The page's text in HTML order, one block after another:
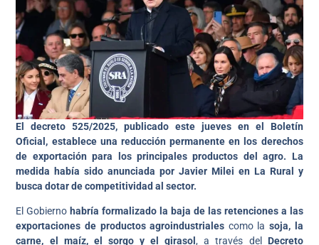
El decreto 525/2025, publicado este jueves en el Boletín
Oficial, establece una reducción permanente en los derechos
de exportación para los principales productos del agro. La
medida había sido anunciada por Javier Milei en La Rural y
busca dotar de competitividad al sector.
El Gobierno habría formalizado la baja de las retenciones a las
exportaciones de productos agroindustriales como lasoja, la
carne, el maíz, el sorgo y el girasol, a través del Decreto